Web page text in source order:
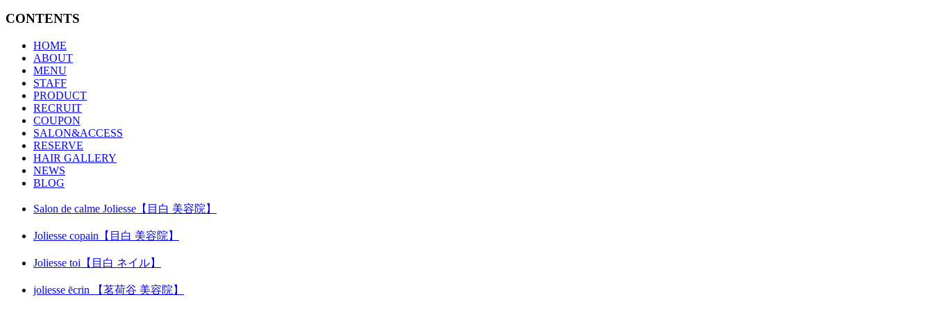
CONTENTS
HOME
ABOUT
MENU
STAFF
PRODUCT
RECRUIT
COUPON
SALON&ACCESS
RESERVE
HAIR GALLERY
NEWS
BLOG
Salon de calme Joliesse【目白 美容院】
Joliesse copain【目白 美容院】
Joliesse toi【目白 ネイル】
joliesse ēcrin 【茗荷谷 美容院】